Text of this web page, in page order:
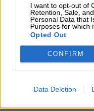
I want to opt-out of
Retention, Sale,
Personal Data that
Purposes for which
Opted Out
CONFIRM
Data Deletion
Randy Schekman,
μπορεί να έχουμε
Πάρκινσον»
05.08.2026
Ε.Ε και παράνομη
05.08.2026